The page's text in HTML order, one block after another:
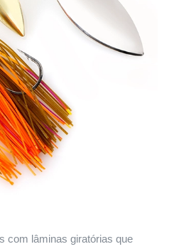
com lâminas giratórias que